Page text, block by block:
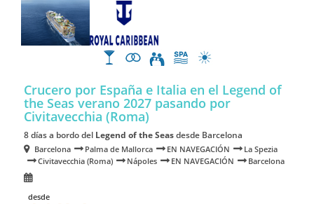
Crucero por España e Italia en el Legend of
the Seas verano 2027 pasando por
Civitavecchia (Roma)
8 días a bordo del Legend of the Seasdesde Barcelona
Barcelona Palma de Mallorca EN NAVEGACIÓN
La Spezia
Civitavecchia (Roma)
Nápoles EN NAVEGACIÓN Barcelona
desde